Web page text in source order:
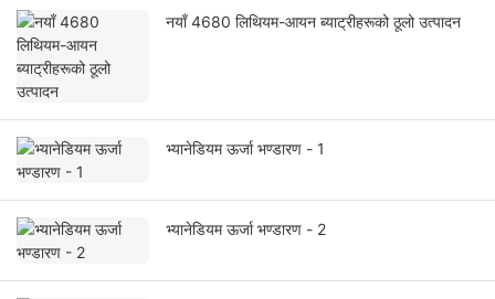
नयाँ 4680 लिथियम-आयन ब्याट्रीहरूको ठूलो उत्पादन
भ्यानेडियम ऊर्जा भण्डारण - 1
भ्यानेडियम ऊर्जा भण्डारण - 2